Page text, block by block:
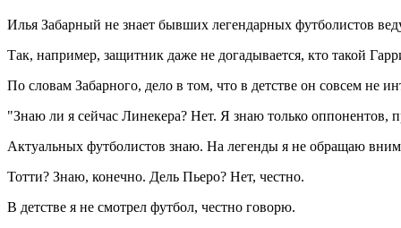
Илья Забарный не знает бывших легендарных футболистов
Так, например, защитник даже не догадывается, кто такой
По словам Забарного, дело в том, что в детстве он совсем не
"Знаю ли я сейчас Линекера? Нет. Я знаю только оппонентов,
Актуальных футболистов знаю. На легенды я не обращаю
Тотти? Знаю, конечно. Дель Пьеро? Нет, честно.
В детстве я не смотрел футбол, честно говорю.